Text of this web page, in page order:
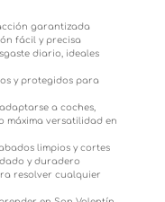
garantizada
fácil y precisa
diario, ideales
y protegidos para
a coches,
máxima versatilidad en
limpios y cortes
y duradero
resolver cualquier